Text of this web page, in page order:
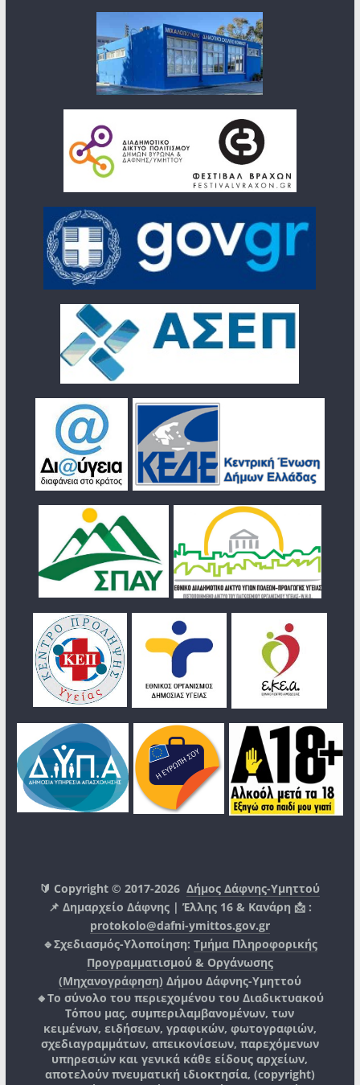
🔰 Copyright © 2017-2026Δήμος Δάφνης-Υμηττού
📌 Δημαρχείο Δάφνης | Έλλης 16 & Κανάρη 📩 :
protokolo@dafni-ymittos.gov.gr
🔹Σχεδιασμός-Υλοποίηση: Τμήμα Πληροφορικής
Προγραμματισμού & Οργάνωσης
(Μηχανογράφηση) Δήμου Δάφνης-Υμηττού
🔸Το σύνολο του περιεχομένου του Διαδικτυακού
Τόπου μας, συμπεριλαμβανομένων, των
κειμένων, ειδήσεων, γραφικών, φωτογραφιών,
σχεδιαγραμμάτων, απεικονίσεων, παρεχόμενων
υπηρεσιών και γενικά κάθε είδους αρχείων,
αποτελούν πνευματική ιδιοκτησία, (copyright)